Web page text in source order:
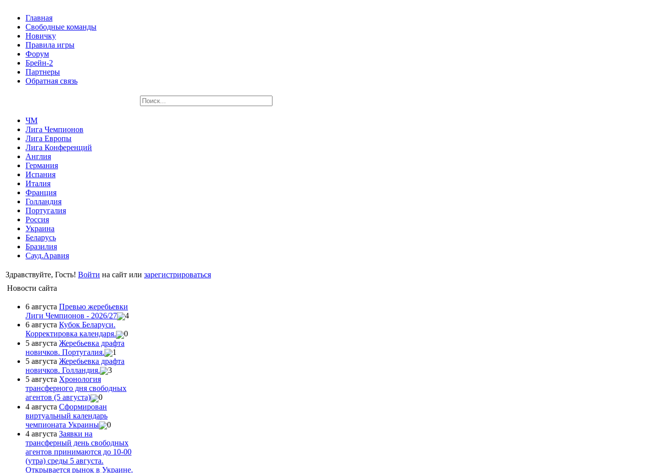
Главная
Свободные команды
Новичку
Правила игры
Форум
Брейн-2
Партнеры
Обратная связь
ЧМ
Лига Чемпионов
Лига Европы
Лига Конференций
Англия
Германия
Испания
Италия
Франция
Голландия
Португалия
Россия
Украина
Беларусь
Бразилия
Сауд.Аравия
Здравствуйте, Гость! Войти на сайт или зарегистрироваться
Новости сайта
6 августа Превью жеребьевки
Лиги Чемпионов - 2026/27
4
6 августа Кубок Беларуси.
Корректировка календаря.
0
5 августа Жеребьевка драфта
новичков. Португалия.
1
5 августа Жеребьевка драфта
новичков. Голландия.
3
5 августа Хронология
трансферного дня свободных
агентов (5 августа)
0
4 августа Сформирован
виртуальный календарь
чемпионата Украины
0
4 августа Заявки на
трансферный день свободных
агентов принимаются до 10-00
(утра) среды 5 августа.
Открывается рынок в Украине.